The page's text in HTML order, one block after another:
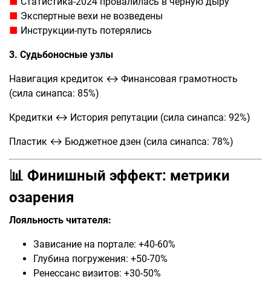
■ Экспертные вехи не возведены
■ Инструкции-путь потерялись
3. Судьбоносные узлы
Навигация кредиток ↔ Финансовая грамотность
(сила синапса: 85%)
Кредитки ↔ История репутации (сила синапса: 92%)
Пластик ↔ Бюджетное дзен (сила синапса: 78%)
📊 Финишный эффект: метрики
озарения
Лояльность читателя:
Зависание на портале: +40-60%
Глубина погружения: +50-70%
Ренессанс визитов: +30-50%